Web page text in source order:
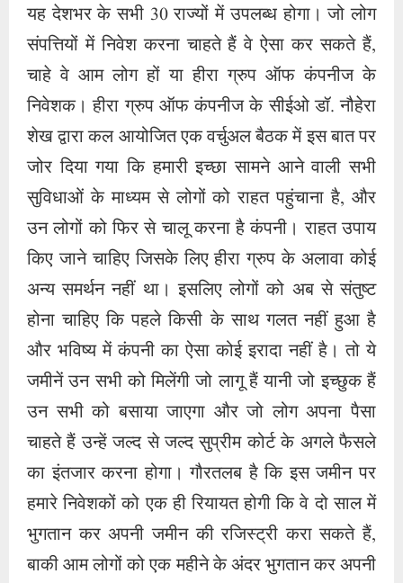
यह देशभर के सभी 30 राज्यों में उपलब्ध होगा। जो लोग
संपत्तियों में निवेश करना चाहते हैं वे ऐसा कर सकते हैं,
चाहे वे आम लोग हों या हीरा ग्रुप ऑफ कंपनीज के
निवेशक। हीरा ग्रुप ऑफ कंपनीज के सीईओ डॉ. नौहेरा
शेख द्वारा कल आयोजित एक वर्चुअल बैठक में इस बात पर
जोर दिया गया कि हमारी इच्छा सामने आने वाली सभी
सुविधाओं के माध्यम से लोगों को राहत पहुंचाना है, और
उन लोगों को फिर से चालू करना है कंपनी। राहत उपाय
किए जाने चाहिए जिसके लिए हीरा ग्रुप के अलावा कोई
अन्य समर्थन नहीं था। इसलिए लोगों को अब से संतुष्ट
होना चाहिए कि पहले किसी के साथ गलत नहीं हुआ है
और भविष्य में कंपनी का ऐसा कोई इरादा नहीं है। तो ये
जमीनें उन सभी को मिलेंगी जो लागू हैं यानी जो इच्छुक हैं
उन सभी को बसाया जाएगा और जो लोग अपना पैसा
चाहते हैं उन्हें जल्द से जल्द सुप्रीम कोर्ट के अगले फैसले
का इंतजार करना होगा। गौरतलब है कि इस जमीन पर
हमारे निवेशकों को एक ही रियायत होगी कि वे दो साल में
भुगतान कर अपनी जमीन की रजिस्ट्री करा सकते हैं,
बाकी आम लोगों को एक महीने के अंदर भुगतान कर अपनी